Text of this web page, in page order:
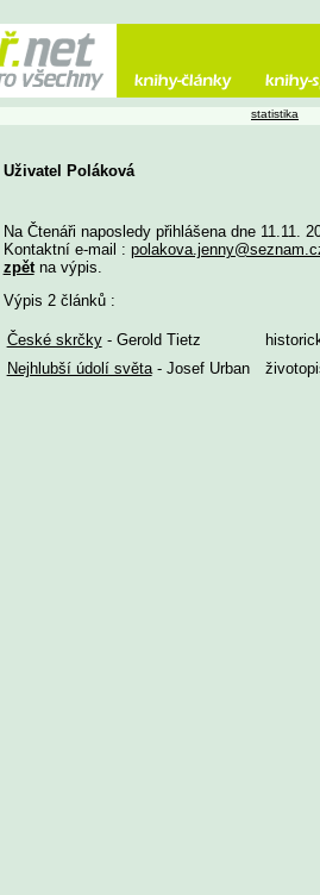
Uživatel Poláková
Na Čtenáři naposledy přihlášena dne 11.11.
Kontaktní e-mail :
zpětna výpis.
Výpis 2 článků :
České skrčky- Gerold Tietz
Nejhlubší údolí světa- Josef Urban
statistika